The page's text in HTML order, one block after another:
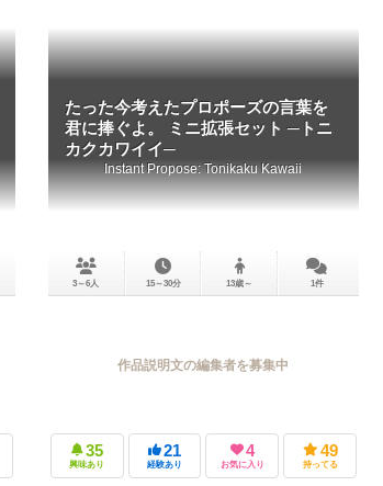
たった今考えたプロポーズの言葉を
君に捧ぐよ。 ミニ拡張セット ─トニ
カクカワイイ─
Instant Propose: Tonikaku Kawaii
3～6人 15～30分 13歳～ 1件
作品説明文の編集者を募集中
35
興味あり
21
経験あり
4
お気に入り
49
持ってる